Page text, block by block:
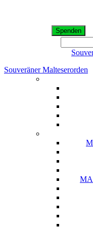
Spenden
Souveräner Malteserorden